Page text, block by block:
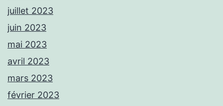
juillet 2023
juin 2023
mai 2023
avril 2023
mars 2023
février 2023